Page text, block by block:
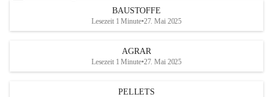
Beratung, Lager sowie Transport. Für alle Ihre Anliegen
finden wir eine individuelle Lösung.
office@mayer-lipsch.at
BAUSTOFFE
Lesezeit 1 Minute•27. Mai 2025
AGRAR
Lesezeit 1 Minute•27. Mai 2025
PELLETS